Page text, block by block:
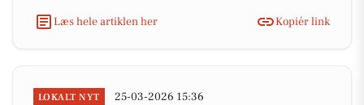
Læs hele artiklen her
Kopiér link
LOKALT NYT 25-03-2026 15:36